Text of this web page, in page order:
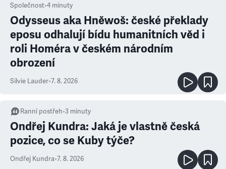
Společnost•4 minuty
Odysseus aka Hněwoš: české překlady
eposu odhalují bídu humanitních věd i
roli Homéra v českém národním
obrození
Silvie Lauder•7. 8. 2026
Ranní postřeh•3 minuty
Ondřej Kundra: Jaká je vlastně česká
pozice, co se Kuby týče?
Ondřej Kundra•7. 8. 2026